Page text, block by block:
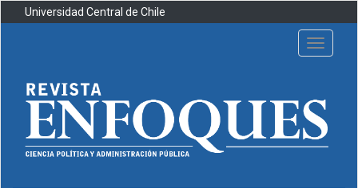
Navegación
principal
lateral
Universidad Central de Chile
Toggle